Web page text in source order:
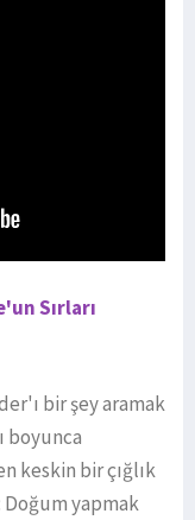
Sırları
bir şey aramak
boyunca
keskin bir çığlık
Doğum yapmak